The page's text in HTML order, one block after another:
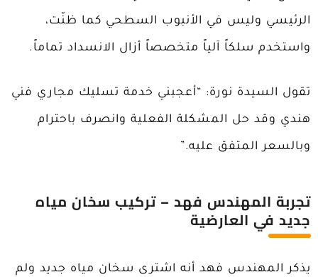
الرئيسي وليس في الأنبوب السطحي كما ظنّت،
واستخدم سلكاً آلياً متخصصاً أزال الانسداد تماماً.
تقول السيدة نورة: “أعجبني خدمة تسليك مجاري فني
هندي وقد حل المشكلة الفعلية وانصرف باحترام
وبالسعر المتفق عليه.”
تجربة المهندس فهد – تركيب سخان مياه
جديد في العارضية
يذكر المهندس فهد أنه اشترى سخان مياه جديد ولم